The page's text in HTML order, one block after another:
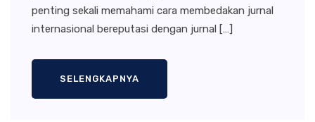
penting sekali memahami cara membedakan jurnal
internasional bereputasi dengan jurnal […]
SELENGKAPNYA